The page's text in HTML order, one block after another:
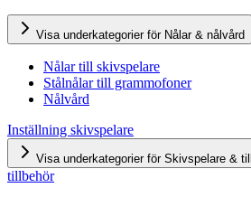
Visa underkategorier för Nålar & nålvård
Nålar till skivspelare
Stålnålar till grammofoner
Nålvård
Inställning skivspelare
Visa underkategorier för Skivspelare &
tillbehör